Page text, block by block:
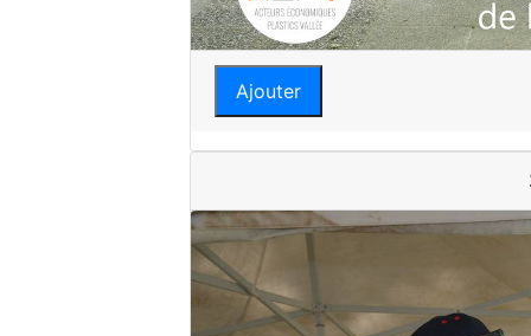
Ajouter